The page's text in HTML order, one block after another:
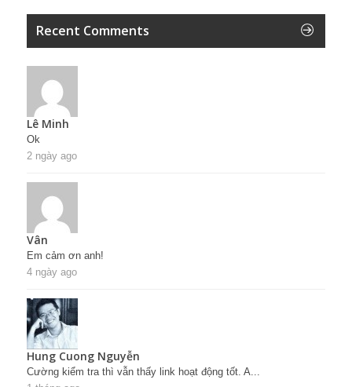
Recent Comments
Lê Minh
Ok
2 ngày ago
Vân
Em cảm ơn anh!
4 ngày ago
Hung Cuong Nguyễn
Cường kiểm tra thì vẫn thấy link hoạt động tốt. A...